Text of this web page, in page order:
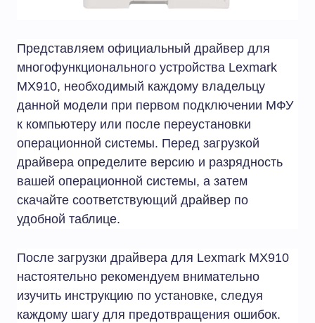
Представляем официальный драйвер для
многофункционального устройства Lexmark
MX910, необходимый каждому владельцу
данной модели при первом подключении МФУ
к компьютеру или после переустановки
операционной системы. Перед загрузкой
драйвера определите версию и разрядность
вашей операционной системы, а затем
скачайте соответствующий драйвер по
удобной таблице.
После загрузки драйвера для Lexmark MX910
настоятельно рекомендуем внимательно
изучить инструкцию по установке, следуя
каждому шагу для предотвращения ошибок.